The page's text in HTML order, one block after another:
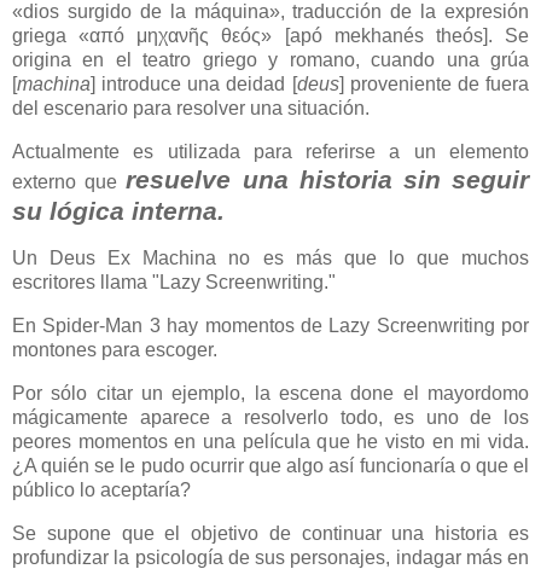
«dios surgido de la máquina», traducción de la expresión
griega «απó μηχανῆς θεóς» [apó mekhanés theós]. Se
origina en el teatro griego y romano, cuando una grúa
[machina] introduce una deidad [deus] proveniente de fuera
del escenario para resolver una situación.
Actualmente es utilizada para referirse a un elemento
externo que resuelve una historia sin seguir
su lógica interna.
Un Deus Ex Machina no es más que lo que muchos
escritores llama "Lazy Screenwriting."
En Spider-Man 3 hay momentos de Lazy Screenwriting por
montones para escoger.
Por sólo citar un ejemplo, la escena done el mayordomo
mágicamente aparece a resolverlo todo, es uno de los
peores momentos en una película que he visto en mi vida.
¿A quién se le pudo ocurrir que algo así funcionaría o que el
público lo aceptaría?
Se supone que el objetivo de continuar una historia es
profundizar la psicología de sus personajes, indagar más en